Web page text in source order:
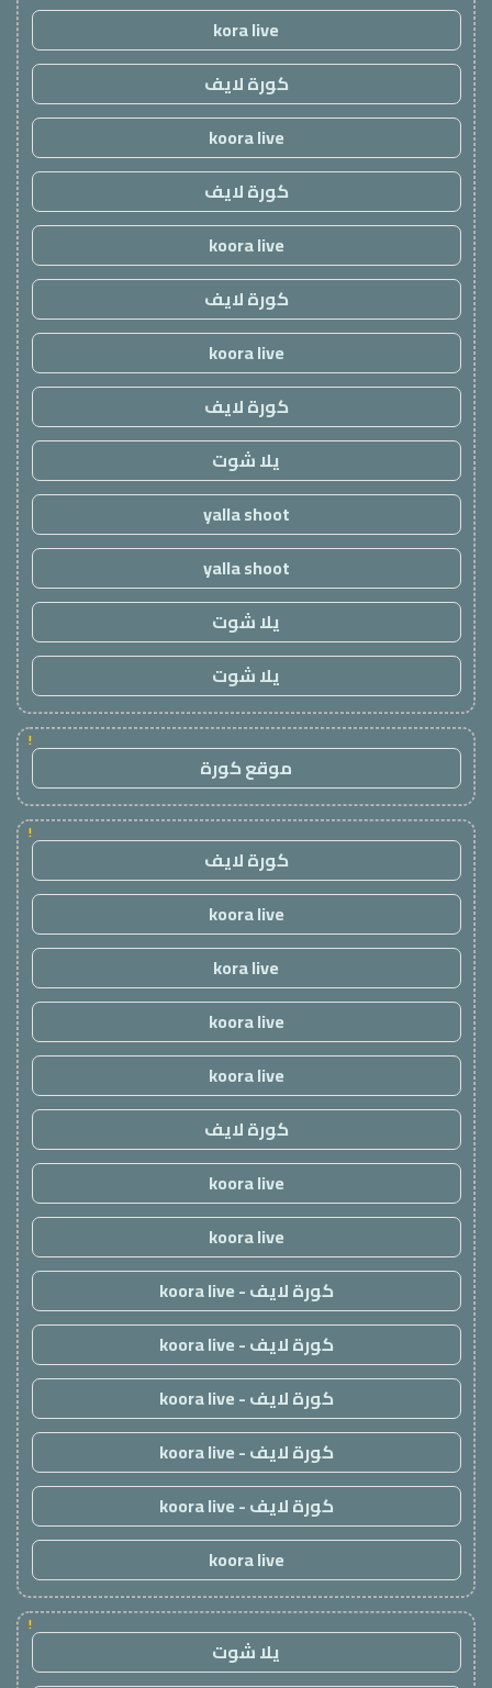
kora live
كورة لايف
koora live
كورة لايف
koora live
كورة لايف
koora live
كورة لايف
يلا شوت
yalla shoot
yalla shoot
يلا شوت
يلا شوت
!
موقع كورة
!
كورة لايف
koora live
kora live
koora live
koora live
كورة لايف
koora live
koora live
كورة لايف - koora live
كورة لايف - koora live
كورة لايف - koora live
كورة لايف - koora live
كورة لايف - koora live
koora live
!
يلا شوت